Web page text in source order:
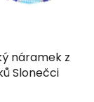
náramek z
Slonečci